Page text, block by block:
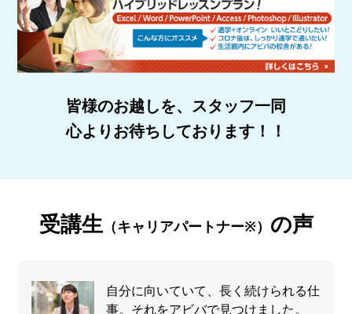
皆様のお越しを、スタッフ一同
心よりお待ちしております！！
受講生（キャリアパートナー※） の声
自分に向いていて、長く続けられる仕
事。それをアビバで見つけました。